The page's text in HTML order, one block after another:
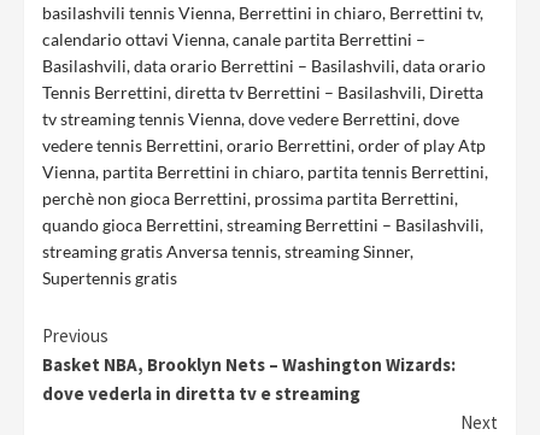
basilashvili tennis Vienna, Berrettini in chiaro, Berrettini tv,
calendario ottavi Vienna,canale partita Berrettini –
Basilashvili,data orario Berrettini – Basilashvili,data orario
Tennis Berrettini,diretta tv Berrettini – Basilashvili, Diretta
tv streaming tennis Vienna,dove vedere Berrettini,dove
vedere tennis Berrettini,orario Berrettini,order of play Atp
Vienna, partita Berrettini in chiaro, partita tennis Berrettini,
perchè non gioca Berrettini, prossima partita Berrettini,
quando gioca Berrettini,streaming Berrettini – Basilashvili,
streaming gratis Anversa tennis,streaming Sinner,
Supertennis gratis
Continue
Reading
Previous
Basket NBA, Brooklyn Nets – Washington Wizards:
dove vederla in diretta tv e streaming
Next